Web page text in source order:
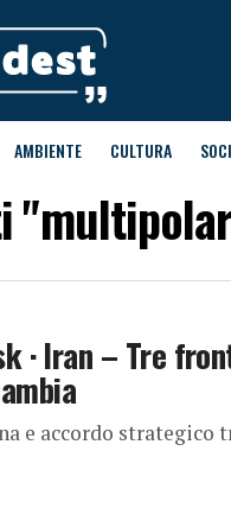
AMBIENTE CULTURA
· Iran – Tre
e accordo strategico